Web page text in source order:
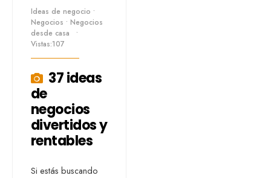
Ideas de negocio •
Negocios • Negocios
desde casa
•
Vistas:107
37 ideas
de
negocios
divertidos y
rentables
Si estás buscando